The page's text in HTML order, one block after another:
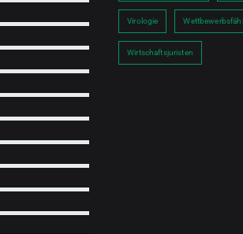
Virologie
Wirtschaftsjuristen